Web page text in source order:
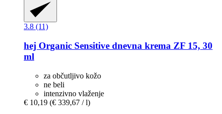
3.8 (11)
hej Organic Sensitive dnevna krema ZF 15, 30
ml
za občutljivo kožo
ne beli
intenzivno vlaženje
€ 10,19 (€ 339,67 / l)